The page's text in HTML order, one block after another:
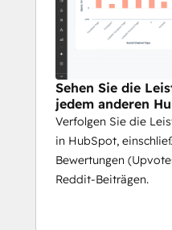
Sehen Sie die
jedem anderen
Verfolgen Sie die
in HubSpot,
Bewertungen
Reddit-Beiträgen.